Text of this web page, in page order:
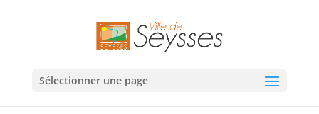
Sélectionner une page